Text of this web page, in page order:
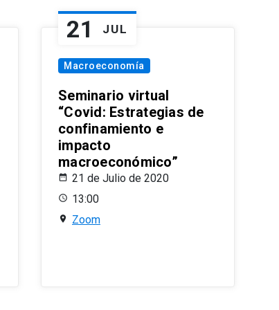
21 JUL
Macroeconomía
Seminario virtual
“Covid: Estrategias de
confinamiento e
impacto
macroeconómico”
21 de Julio de 2020
13:00
Zoom